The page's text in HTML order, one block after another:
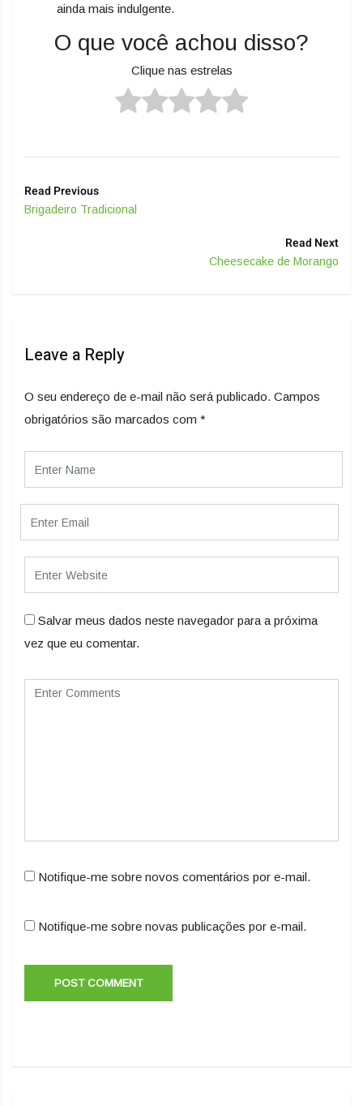
ainda mais indulgente.
O que você achou disso?
Clique nas estrelas
Read Previous
Brigadeiro Tradicional
Read Next
Cheesecake de Morango
Leave a Reply
O seu endereço de e-mail não será publicado. Campos
obrigatórios são marcados com *
Salvar meus dados neste navegador para a próxima
vez que eu comentar.
Notifique-me sobre novos comentários por e-mail.
Notifique-me sobre novas publicações por e-mail.